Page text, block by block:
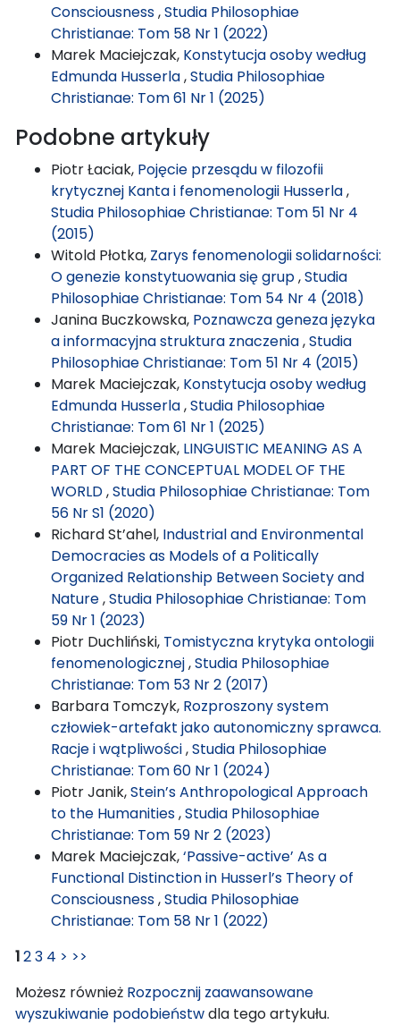
Consciousness,Studia Philosophiae
Christianae: Tom 58 Nr 1 (2022)
Marek Maciejczak, Konstytucja osoby według
Edmunda Husserla,Studia Philosophiae
Christianae: Tom 61 Nr 1 (2025)
Podobne artykuły
Piotr Łaciak, Pojęcie przesądu w filozofii
krytycznej Kanta i fenomenologii Husserla,
Studia Philosophiae Christianae: Tom 51 Nr 4
(2015)
Witold Płotka, Zarys fenomenologii solidarności:
O genezie konstytuowania się grup,Studia
Philosophiae Christianae: Tom 54 Nr 4 (2018)
Janina Buczkowska, Poznawcza geneza języka
a informacyjna struktura znaczenia,Studia
Philosophiae Christianae: Tom 51 Nr 4 (2015)
Marek Maciejczak, Konstytucja osoby według
Edmunda Husserla,Studia Philosophiae
Christianae: Tom 61 Nr 1 (2025)
Marek Maciejczak, LINGUISTIC MEANING AS A
PART OF THE CONCEPTUAL MODEL OF THE
WORLD,Studia Philosophiae Christianae: Tom
56 Nr S1 (2020)
Richard St’ahel, Industrial and Environmental
Democracies as Models of a Politically
Organized Relationship Between Society and
Nature,Studia Philosophiae Christianae: Tom
59 Nr 1 (2023)
Piotr Duchliński, Tomistyczna krytyka ontologii
fenomenologicznej,Studia Philosophiae
Christianae: Tom 53 Nr 2 (2017)
Barbara Tomczyk, Rozproszony system
człowiek-artefakt jako autonomiczny sprawca.
Racje i wątpliwości,Studia Philosophiae
Christianae: Tom 60 Nr 1 (2024)
Piotr Janik,Stein’s Anthropological Approach
to the Humanities,Studia Philosophiae
Christianae: Tom 59 Nr 2 (2023)
Marek Maciejczak,‘Passive-active’ As a
Functional Distinction in Husserl’s Theory of
Consciousness,Studia Philosophiae
Christianae: Tom 58 Nr 1 (2022)
123 4 > >>
Możesz również Rozpocznij zaawansowane
wyszukiwanie podobieństwdla tego artykułu.